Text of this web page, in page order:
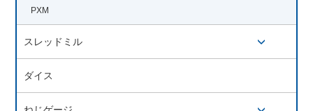
PXM
スレッドミル
ダイス